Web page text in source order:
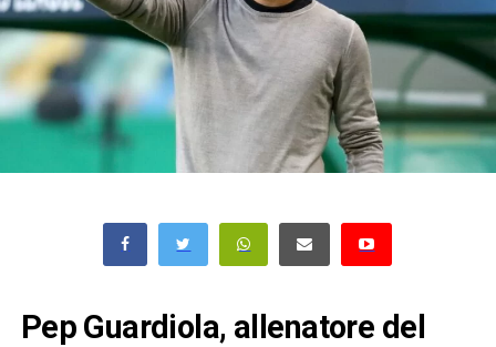
Pep Guardiola, allenatore del